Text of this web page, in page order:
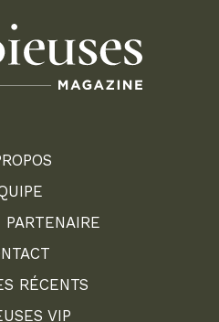
RÉCENTS
VIP